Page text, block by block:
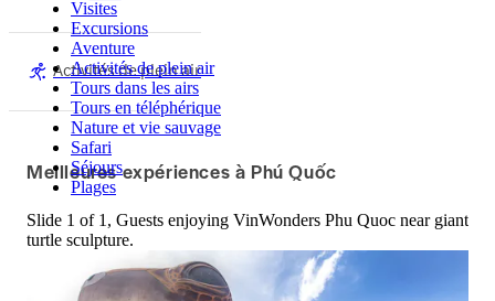
Visites
Excursions
Aventure
Activités de plein air
Tours dans les airs
Tours en téléphérique
Nature et vie sauvage
Safari
Séjours
Plages
Activités de plein air
Meilleures expériences à Phú Quốc
Slide 1 of 1, Guests enjoying VinWonders Phu Quoc near giant
turtle sculpture.